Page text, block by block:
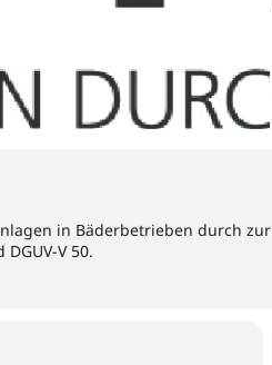
in Bäderbetrieben durch
V 50.